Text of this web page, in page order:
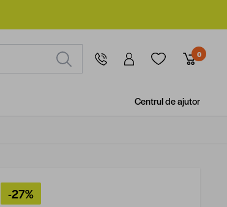
0
Centrul de ajutor
-27%